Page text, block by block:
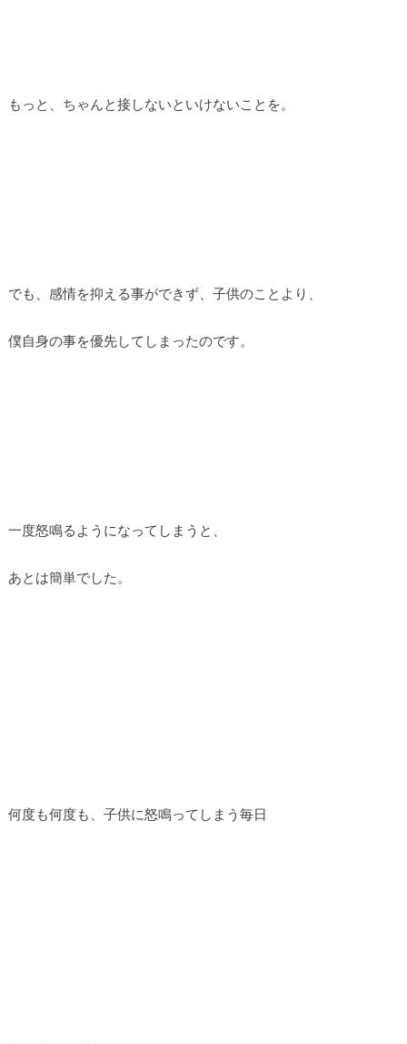
もっと、ちゃんと接しないといけないことを。
でも、感情を抑える事ができず、子供のことより、
僕自身の事を優先してしまったのです。
一度怒鳴るようになってしまうと、
あとは簡単でした。
何度も何度も、子供に怒鳴ってしまう毎日